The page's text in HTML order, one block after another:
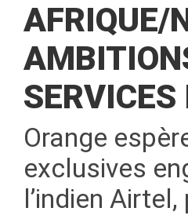
AFRIQUE/
Orange
exclusives
l’indien